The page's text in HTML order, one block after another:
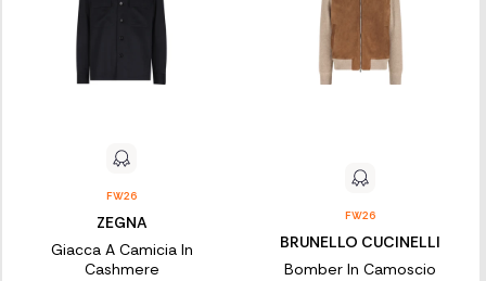
FW26
ZEGNA
Giacca A Camicia In
Cashmere
FW26
BRUNELLO CUCINELLI
Bomber In Camoscio